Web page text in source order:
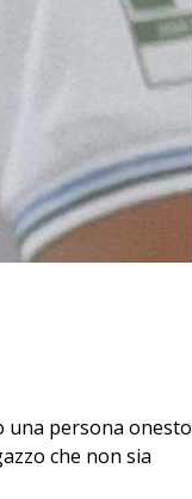
una persona onesto
che non sia